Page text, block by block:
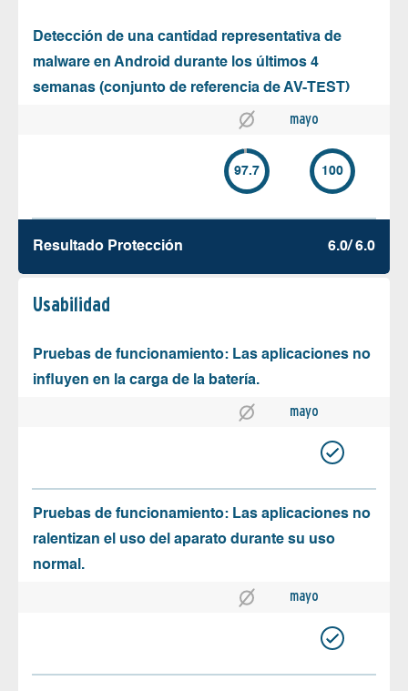
Detección de una cantidad representativa de
malware en Android durante los últimos 4
semanas (conjunto de referencia de AV-TEST)
mayo
97.7 100
Resultado Protección 6.0/ 6.0
Usabilidad
Pruebas de funcionamiento: Las aplicaciones no
influyen en la carga de la batería.
mayo
Pruebas de funcionamiento: Las aplicaciones no
ralentizan el uso del aparato durante su uso
normal.
mayo